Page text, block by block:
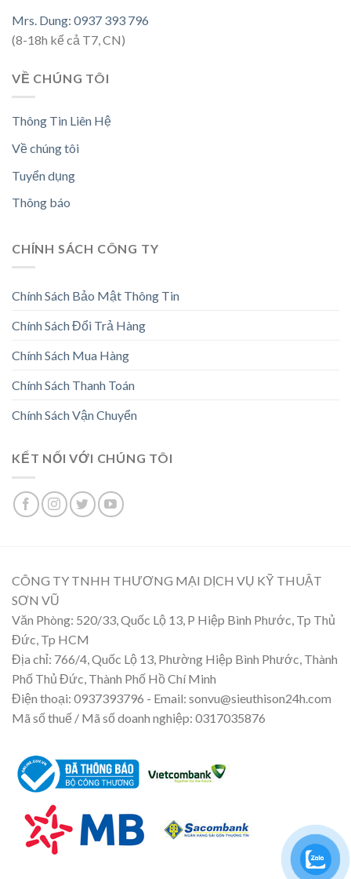
Mrs. Dung: 0937 393 796
(8-18h kể cả T7, CN)
VỀ CHÚNG TÔI
Thông Tin Liên Hệ
Về chúng tôi
Tuyển dụng
Thông báo
CHÍNH SÁCH CÔNG TY
Chính Sách Bảo Mật Thông Tin
Chính Sách Đổi Trả Hàng
Chính Sách Mua Hàng
Chính Sách Thanh Toán
Chính Sách Vận Chuyển
KẾT NỐI VỚI CHÚNG TÔI
CÔNG TY TNHH THƯƠNG MẠI DỊCH VỤ KỸ THUẬT
SƠN VŨ
Văn Phòng: 520/33, Quốc Lộ 13, P Hiệp Bình Phước, Tp Thủ
Đức, Tp HCM
Địa chỉ: 766/4, Quốc Lộ 13, Phường Hiệp Bình Phước, Thành
Phố Thủ Đức, Thành Phố Hồ Chí Minh
Điện thoại: 0937393796 - Email: sonvu@sieuthison24h.com
Mã số thuế / Mã số doanh nghiệp: 0317035876